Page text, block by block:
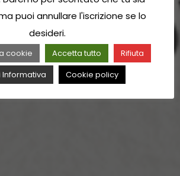
puoi annullare l'iscrizione se lo
desideri.
cookie Accetta tutto
Rifiuta
Informativa
Cookie policy